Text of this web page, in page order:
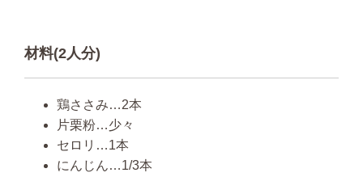
材料(2人分)
鶏ささみ…2本
片栗粉…少々
セロリ…1本
にんじん…1/3本